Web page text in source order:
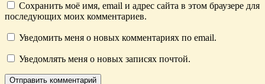
Сохранить моё имя, email и адрес сайта в этом браузере для
последующих моих комментариев.
Уведомить меня о новых комментариях по email.
Уведомлять меня о новых записях почтой.